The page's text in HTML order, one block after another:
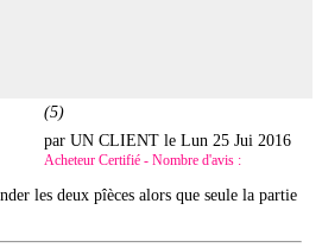
(5)
par UN CLIENT leLun 25 Jui 2016
Acheteur Certifié - Nombre d'avis :
les deux pîèces alors que seule la partie